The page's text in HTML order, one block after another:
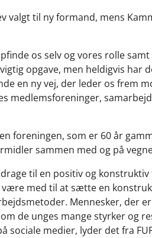
valgt til ny formand, mens
os selv og vores rolle
opgave, men heldigvis har
en ny vej, der leder os frem
medlemsforeninger,
foreningen, som er 60 år
sammen med og på
til en positiv og
med til at sætte en
Mennesker, der
de unges mange styrker og
sociale medier, lyder det fra